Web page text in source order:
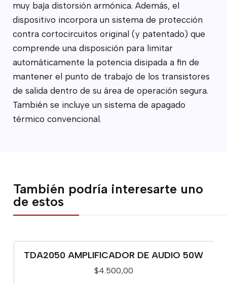
muy baja distorsión armónica. Además, el
dispositivo incorpora un sistema de protección
contra cortocircuitos original (y patentado) que
comprende una disposición para limitar
automáticamente la potencia disipada a fin de
mantener el punto de trabajo de los transistores
de salida dentro de su área de operación segura.
También se incluye un sistema de apagado
térmico convencional.
También podría interesarte uno
de estos
TDA2050 AMPLIFICADOR DE AUDIO 50W
$4.500,00